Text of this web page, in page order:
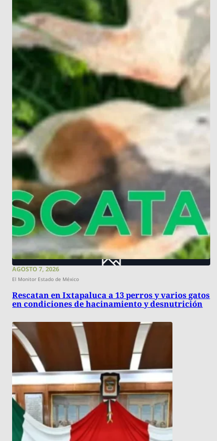
AGOSTO 7, 2026
El Monitor Estado de México
Rescatan en Ixtapaluca a 13 perros y varios gatos
en condiciones de hacinamiento y desnutrición